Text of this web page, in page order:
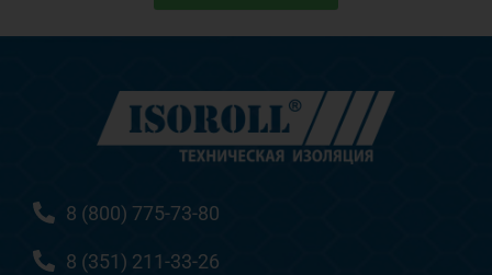
8 (800) 775-73-80
8 (351) 211-33-26